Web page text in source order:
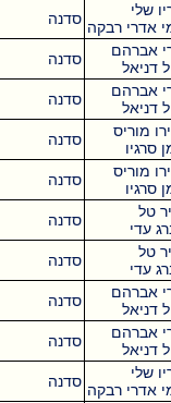
רבקה
סדנה
סדנה
סדנה
סדנה
סדנה
סדנה
סדנה
סדנה
סדנה
רבקה
סדנה